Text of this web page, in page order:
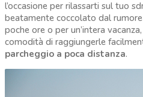
l’occasione per rilassarti sul tuo
beatamente coccolato dal
poche ore o per un’intera
comodità di raggiungerle
parcheggio a poca distanza.